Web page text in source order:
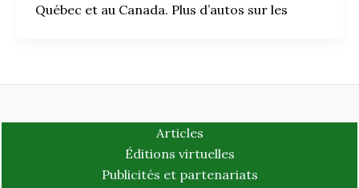
Québec et au Canada. Plus d’autos sur les
Articles
Éditions virtuelles
Publicités et partenariats